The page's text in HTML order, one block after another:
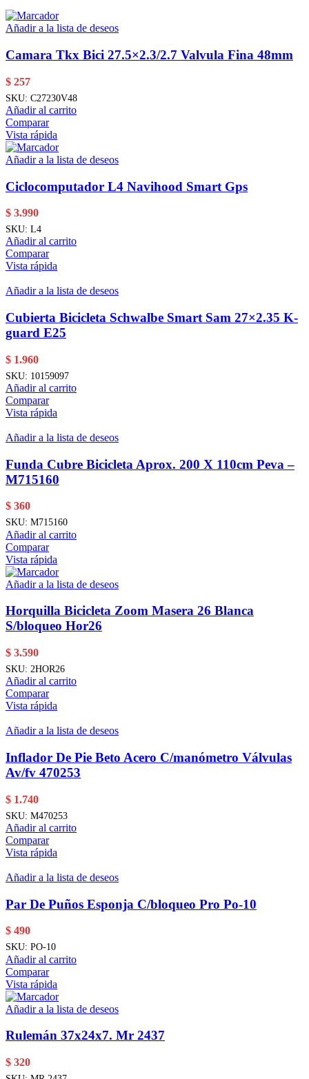
Añadir a la lista de deseos
Camara Tkx Bici 27.5×2.3/2.7 Valvula Fina 48mm
$ 257
SKU: C27230V48
Añadir al carrito
Comparar
Vista rápida
Añadir a la lista de deseos
Ciclocomputador L4 Navihood Smart Gps
$ 3.990
SKU: L4
Añadir al carrito
Comparar
Vista rápida
Añadir a la lista de deseos
Cubierta Bicicleta Schwalbe Smart Sam 27×2.35 K-
guard E25
$ 1.960
SKU: 10159097
Añadir al carrito
Comparar
Vista rápida
Añadir a la lista de deseos
Funda Cubre Bicicleta Aprox. 200 X 110cm Peva –
M715160
$ 360
SKU: M715160
Añadir al carrito
Comparar
Vista rápida
Añadir a la lista de deseos
Horquilla Bicicleta Zoom Masera 26 Blanca
S/bloqueo Hor26
$ 3.590
SKU: 2HOR26
Añadir al carrito
Comparar
Vista rápida
Añadir a la lista de deseos
Inflador De Pie Beto Acero C/manómetro Válvulas
Av/fv 470253
$ 1.740
SKU: M470253
Añadir al carrito
Comparar
Vista rápida
Añadir a la lista de deseos
Par De Puños Esponja C/bloqueo Pro Po-10
$ 490
SKU: PO-10
Añadir al carrito
Comparar
Vista rápida
Añadir a la lista de deseos
Rulemán 37x24x7. Mr 2437
$ 320